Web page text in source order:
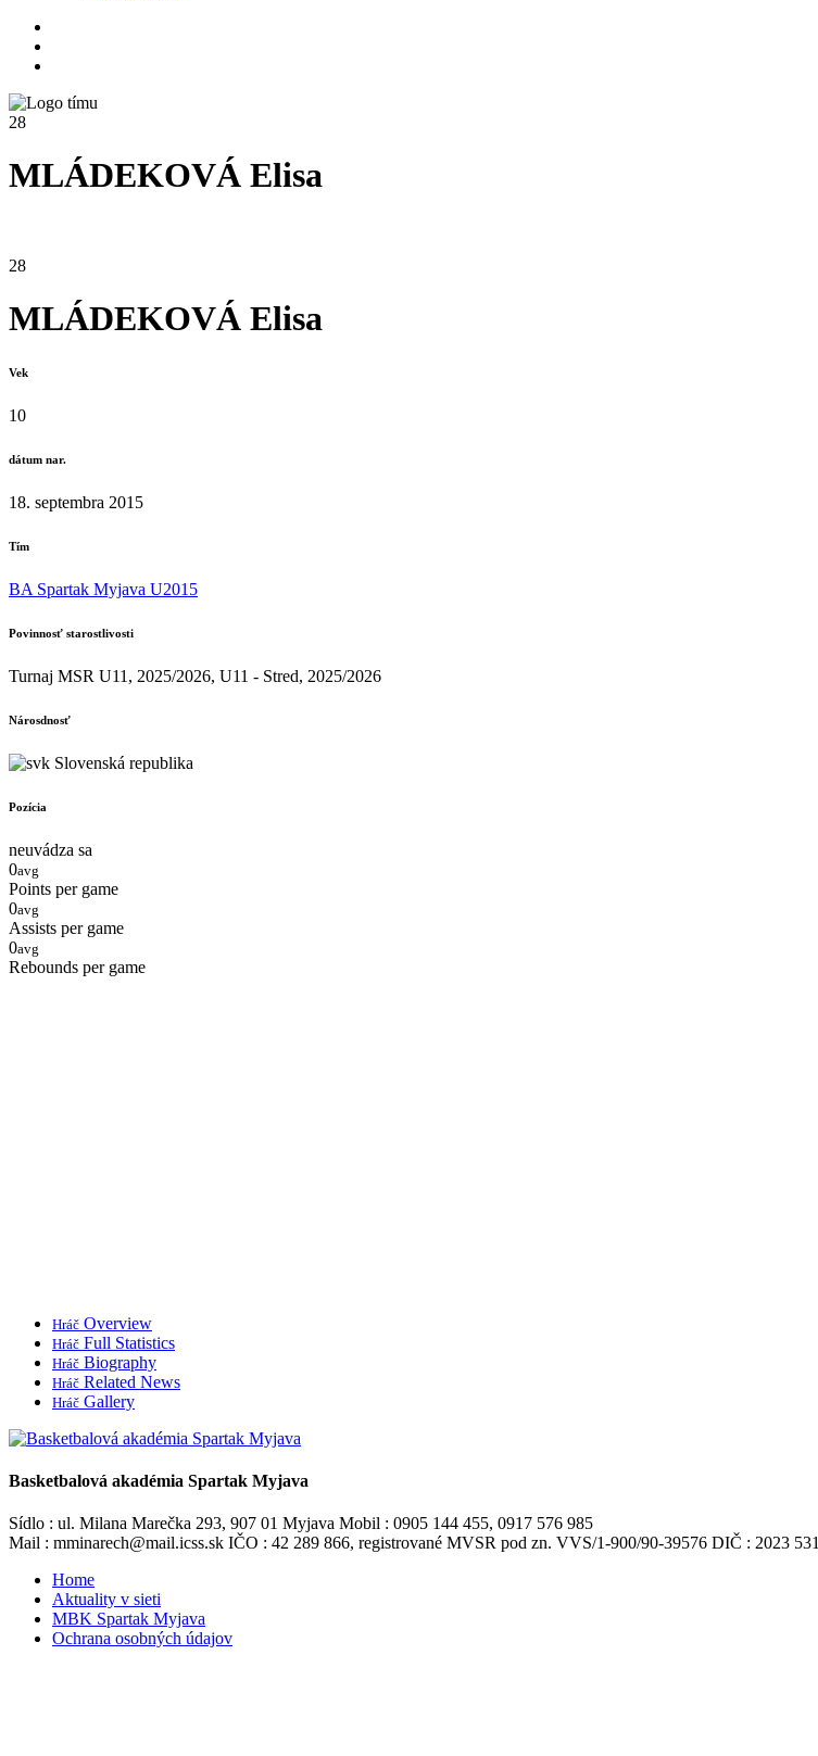
28
MLÁDEKOVÁ Elisa
28
MLÁDEKOVÁ Elisa
Vek
10
dátum nar.
18. septembra 2015
Tím
BA Spartak Myjava U2015
Povinnosť starostlivosti
Turnaj MSR U11, 2025/2026, U11 - Stred, 2025/2026
Nárosdnosť
Slovenská republika
Pozícia
neuvádza sa
0avg
Points per game
0avg
Assists per game
0avg
Rebounds per game
Hráč Overview
Hráč Full Statistics
Hráč Biography
Hráč Related News
Hráč Gallery
Basketbalová akadémia Spartak Myjava
Sídlo : ul. Milana Marečka 293, 907 01 Myjava Mobil : 0905 144 455, 0917 576 985
Mail : mminarech@mail.icss.sk IČO : 42 289 866, registrované MVSR pod zn. VVS/1-900/90-39576 DIČ : 2023
Home
Aktuality v sieti
MBK Spartak Myjava
Ochrana osobných údajov